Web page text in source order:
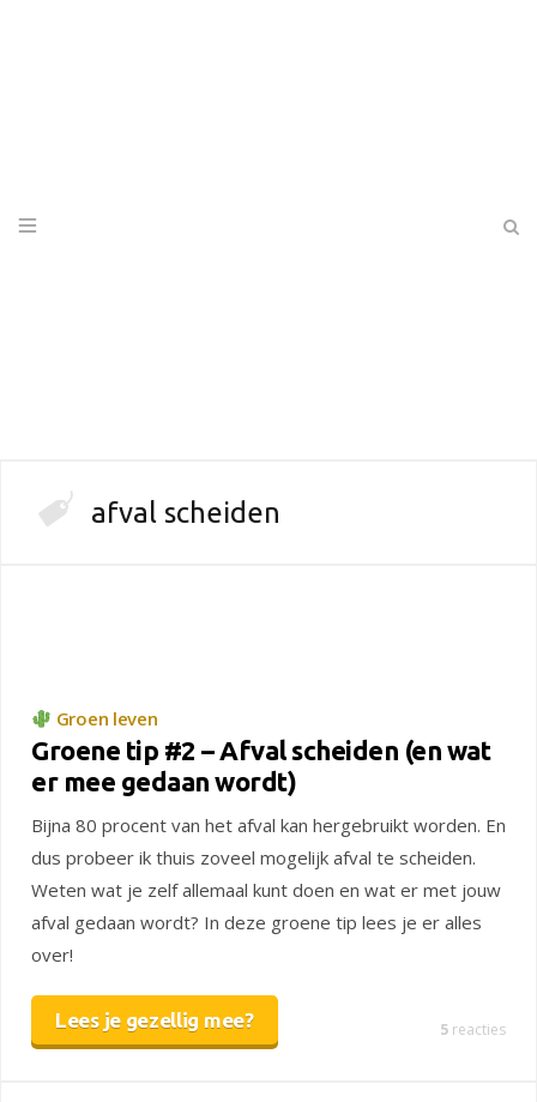
afval scheiden
Groen leven
Groene tip #2 – Afval scheiden (en wat
er mee gedaan wordt)
Bijna 80 procent van het afval kan hergebruikt worden. En
dus probeer ik thuis zoveel mogelijk afval te scheiden.
Weten wat je zelf allemaal kunt doen en wat er met jouw
afval gedaan wordt? In deze groene tip lees je er alles
over!
Lees je gezellig mee? 5 reacties